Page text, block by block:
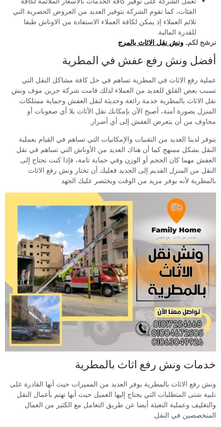
الفئات، كما تقوم الشركة بتوفير العديد من العروض الحصرية التي
تلائم العملاء إذ يمكن لكافة العملاء الاستفادة من الاوناش طبقا
للقدرة المالية.
نرشح لكم.. ونش نقل الاثاث بالمرج
أفضل ونش رفع عفش في المطرية
عملية رفع الاثاث في المطرية تساهم في حل كافة مشاكل النقل التي
تسبب بعض القلق للعديد من العملاء لذلك قامت شركة جرين موف ونش
نقل الاثاث بالمطرية خدمة رائعة وحديثة لنقل العفش وحماية ممتلكات
المنزل بصورة آمنة، أصبح الآن بإمكانك نقل الأثاث بلا أي صعوبات أو
مخاوف من أن يتعرض العفش إلى أي أضرار.
يتوفر لدينا العديد من التقنيات والإمكانيات التي تساهم في القيام بعملية
النقل بشكل ممنهج كما أن هناك العديد من الأوناش التي تساهم في نقل
العفش مهما كان الحجم أو الوزن وفي حماية تامة، فإذا كنت تحتاج إلى
النقل من المنزل القديم إلى الجديد فعليك أن تختار ونش رفع الاثاث
بالمطرية لأنه يوفر مزيد من الوقت ويختصر عليك الجهد
خدمات ونش رفع اثاث بالمطرية
ونش رفع الاثاث بالمطرية يوفر العديد من المميزات حيث أنها القادرة على
تلبية شتى المتطلبات التي يحتاج إليها العميل حيث أنها تهتم بأعمال النقل
والتغليف وعملية التعبئة أيضا عن طريق التعامل مع الكثير من العمال
المتخصصين في النقل.